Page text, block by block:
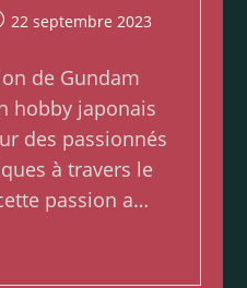
22 septembre 2023
de Gundam
hobby japonais
des passionnés
à travers le
passion a…